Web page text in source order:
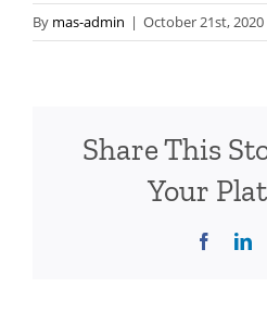
By mas-admin | October 21st, 2020
Share This
Your